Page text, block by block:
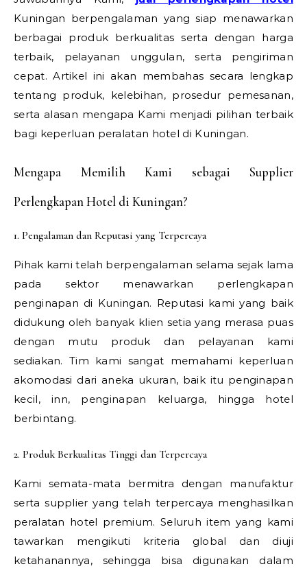
Kuningan berpengalaman yang siap menawarkan
berbagai produk berkualitas serta dengan harga
terbaik, pelayanan unggulan, serta pengiriman
cepat. Artikel ini akan membahas secara lengkap
tentang produk, kelebihan, prosedur pemesanan,
serta alasan mengapa Kami menjadi pilihan terbaik
bagi keperluan peralatan hotel di Kuningan.
Mengapa Memilih Kami sebagai Supplier
Perlengkapan Hotel di Kuningan?
1. Pengalaman dan Reputasi yang Terpercaya
Pihak kami telah berpengalaman selama sejak lama
pada sektor menawarkan perlengkapan
penginapan di Kuningan. Reputasi kami yang baik
didukung oleh banyak klien setia yang merasa puas
dengan mutu produk dan pelayanan kami
sediakan. Tim kami sangat memahami keperluan
akomodasi dari aneka ukuran, baik itu penginapan
kecil, inn, penginapan keluarga, hingga hotel
berbintang.
2. Produk Berkualitas Tinggi dan Terpercaya
Kami semata-mata bermitra dengan manufaktur
serta supplier yang telah terpercaya menghasilkan
peralatan hotel premium. Seluruh item yang kami
tawarkan mengikuti kriteria global dan diuji
ketahanannya, sehingga bisa digunakan dalam